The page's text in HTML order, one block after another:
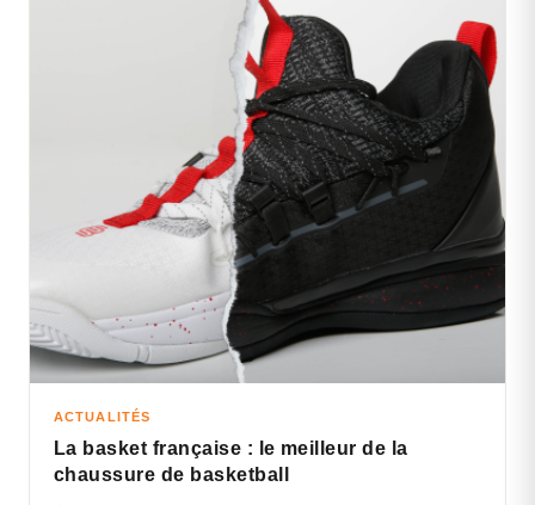
ACTUALITÉS
La basket française : le meilleur de la
chaussure de basketball